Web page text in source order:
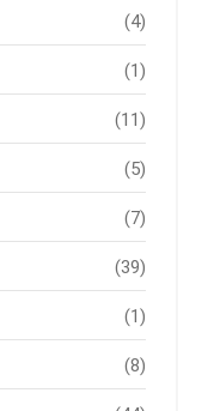
(4)
(1)
(11)
(5)
(7)
(39)
(1)
(8)